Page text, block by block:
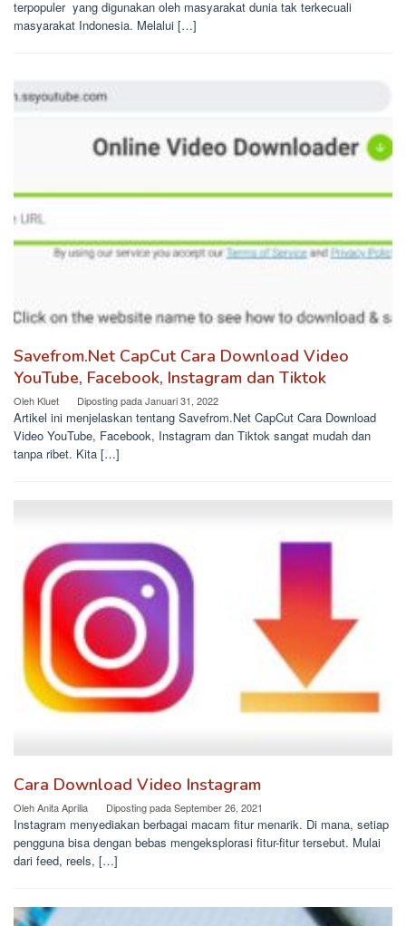
terpopuler yang digunakan oleh masyarakat dunia tak terkecuali
masyarakat Indonesia. Melalui […]
Savefrom.Net CapCut Cara Download Video
YouTube, Facebook, Instagram dan Tiktok
Oleh Kluet Diposting padaJanuari 31, 2022
Artikel ini menjelaskan tentang Savefrom.Net CapCut Cara Download
Video YouTube, Facebook, Instagram dan Tiktok sangat mudah dan
tanpa ribet. Kita […]
Cara Download Video Instagram
OlehAnita Aprilia Diposting padaSeptember 26, 2021
Instagram menyediakan berbagai macam fitur menarik. Di mana, setiap
pengguna bisa dengan bebas mengeksplorasi fitur-fitur tersebut. Mulai
dari feed, reels, […]